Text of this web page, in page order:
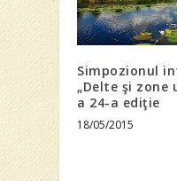
Simpozionul
„Delte şi zone
a 24-a ediţie
18/05/2015